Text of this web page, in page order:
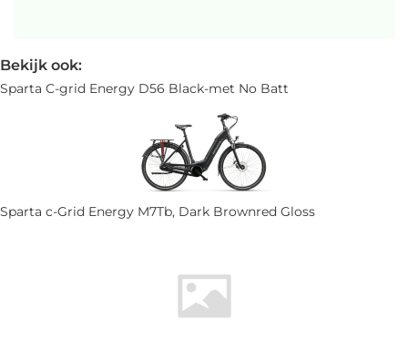
Bekijk ook:
Sparta C-grid Energy D56 Black-met No Batt
Sparta c-Grid Energy M7Tb, Dark Brownred Gloss